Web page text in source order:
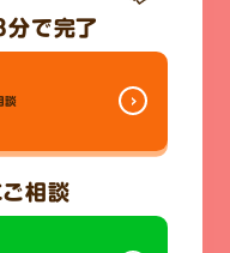
分で完了
談
相談